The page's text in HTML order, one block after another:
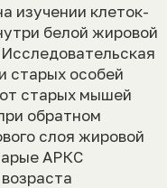
изучении клеток-
белой жировой
старых особей
старых мышей
обратном
слоя жировой
АРКС